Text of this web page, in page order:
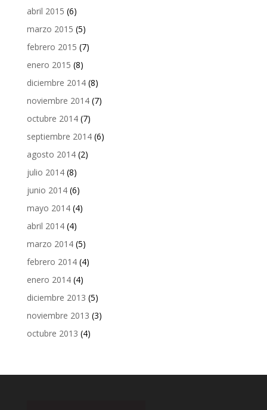
abril 2015 (6)
marzo 2015 (5)
febrero 2015 (7)
enero 2015 (8)
diciembre 2014(8)
noviembre 2014(7)
octubre 2014(7)
septiembre 2014(6)
agosto 2014(2)
julio 2014(8)
junio 2014(6)
mayo 2014(4)
abril 2014(4)
marzo 2014(5)
febrero 2014(4)
enero 2014(4)
diciembre 2013 (5)
noviembre 2013 (3)
octubre 2013 (4)